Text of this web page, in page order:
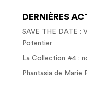
DERNIÈRES
SAVE THE DATE :
Potentier
La Collection #4 :
Phantasia de Marie